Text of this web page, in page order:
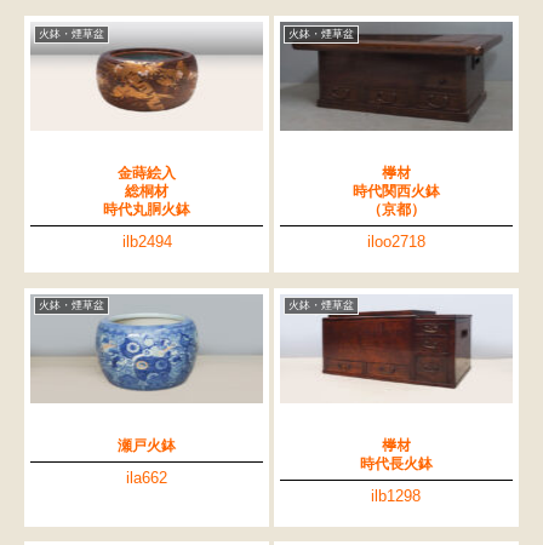
火鉢・煙草盆
金蒔絵入
総桐材
時代丸胴火鉢
ilb2494
火鉢・煙草盆
﨔材
時代関西火鉢
（京都）
iloo2718
火鉢・煙草盆
瀬戸火鉢
ila662
火鉢・煙草盆
﨔材
時代長火鉢
ilb1298